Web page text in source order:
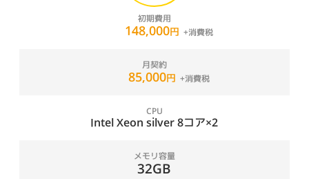
初期費用
148,000円
月契約
85,000円
CPU
Intel Xeon silver 8コア×2
メモリ容量
32GB